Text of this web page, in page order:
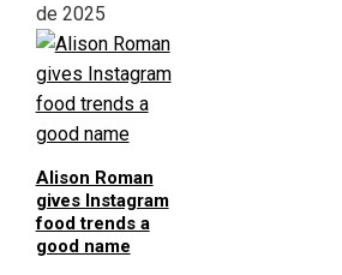
de 2025
Alison Roman
gives Instagram
food trends a
good name